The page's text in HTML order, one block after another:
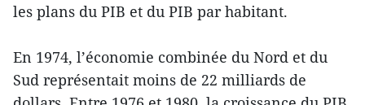
les plans du PIB et du PIB par habitant.
En 1974, l’économie combinée du Nord et du
Sud représentait moins de 22 milliards de